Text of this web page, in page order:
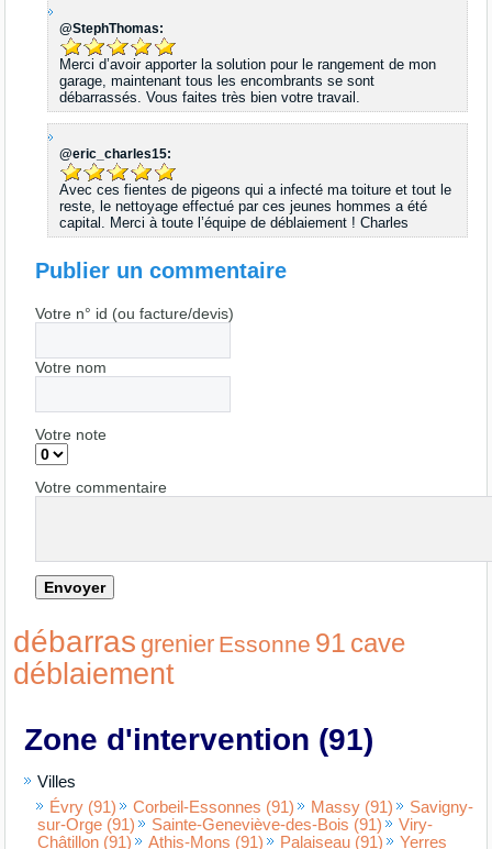
@StephThomas:
Merci d’avoir apporter la solution pour le rangement de mon
garage, maintenant tous les encombrants se sont
débarrassés. Vous faites très bien votre travail.
@eric_charles15:
Avec ces fientes de pigeons qui a infecté ma toiture et tout le
reste, le nettoyage effectué par ces jeunes hommes a été
capital. Merci à toute l’équipe de déblaiement ! Charles
Publier un commentaire
Votre n° id (ou facture/devis)
Votre nom
Votre note
Votre commentaire
débarras grenier Essonne 91 cave
déblaiement
Zone d'intervention (91)
Villes
Évry (91)
Corbeil-Essonnes (91) Massy (91)
Savigny-
sur-Orge (91)
Sainte-Geneviève-des-Bois (91)
Viry-
Châtillon (91)
Athis-Mons (91) Palaiseau (91)
Yerres